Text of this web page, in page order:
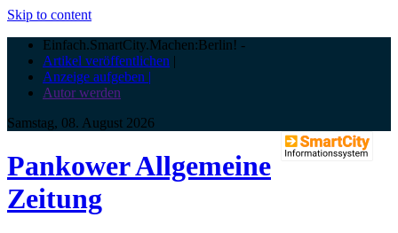
Skip to content
Einfach.SmartCity.Machen:Berlin! -
Artikel veröffentlichen |
Anzeige aufgeben |
Autor werden
Samstag, 08. August 2026
Pankower Allgemeine
Zeitung